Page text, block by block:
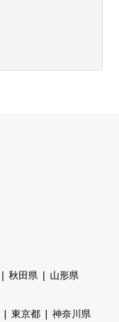
秋田県
山形県
東京都 神奈川県